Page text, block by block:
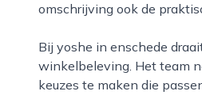
omschrijving ook de
Bij yoshe in enschede draait het niet alleen om producten, maar vooral om een prettige
winkelbeleving. Het team
keuzes te maken die